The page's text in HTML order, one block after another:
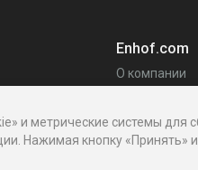
Enhof.com
О компании
Блог
и метрические системы для
Нажимая кнопку «Принять»